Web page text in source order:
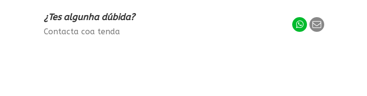
¿Tes algunha dúbida?
Contacta coa tenda